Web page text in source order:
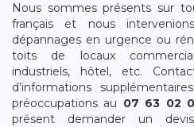
Nous sommes présents sur
français et nous
dépannages en urgence ou
toits de locaux
industriels, hôtel, etc.
d’informations
préoccupations au 07 63 02
présent demander un